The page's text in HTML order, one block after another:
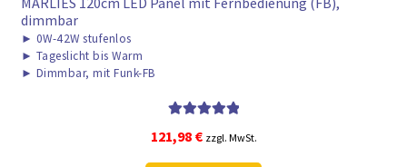
dimmbar
► 0W-42W stufenlos
► Tageslicht bis Warm
► Dimmbar, mit Funk-FB
5.00
von 5
121,98 € zzgl. MwSt.